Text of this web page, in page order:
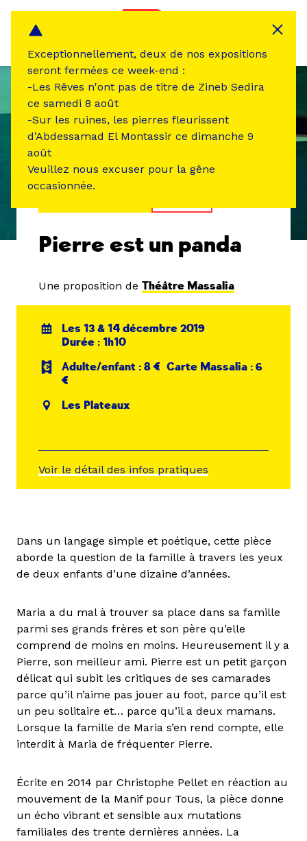
Pierre est un panda
Une proposition de Théâtre Massalia
Les 13 & 14 décembre 2019
Durée : 1h10
Adulte/enfant : 8 € Carte Massalia : 6
€
Les Plateaux
Voir le détail des infos pratiques
Dans un langage simple et poétique, cette pièce
aborde la question de la famille à travers les yeux
de deux enfants d’une dizaine d’années.
Maria a du mal à trouver sa place dans sa famille
parmi ses grands frères et son père qu’elle
comprend de moins en moins. Heureusement il y a
Pierre, son meilleur ami. Pierre est un petit garçon
délicat qui subit les critiques de ses camarades
parce qu’il n’aime pas jouer au foot, parce qu’il est
un peu solitaire et… parce qu’il a deux mamans.
Lorsque la famille de Maria s’en rend compte, elle
interdit à Maria de fréquenter Pierre.
Écrite en 2014 par Christophe Pellet en réaction au
mouvement de la Manif pour Tous, la pièce donne
un écho vibrant et sensible aux mutations
familiales des trente dernières années. La
Exceptionnellement, deux de nos expositions
seront fermées ce week-end :
-Les Rêves n'ont pas de titre de Zineb Sedira
ce samedi 8 août
-Sur les ruines, les pierres fleurissent
d'Abdessamad El Montassir ce dimanche 9
août
Veuillez nous excuser pour la gêne
occasionnée.
Panneau de gestion des cookies